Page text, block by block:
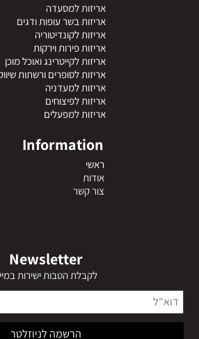
אריזות למסעדה
אריזות בשר עופות ודגים
אריזות לקונדיטוריה
אריזות פירות וירקות
אריזות לקייטרינג ואוכל מוכן
אריזות לסופרים ורשתות
אריזות למעדניה
אריזות לפיצוחים
אריזות למפעלים
Information
ראשי
אודות
צור קשר
Newsletter
לקבלת הטבות ישירות